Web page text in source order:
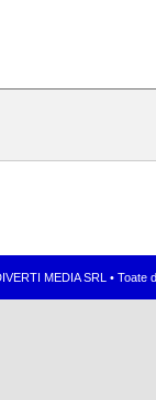
MEDIA SRL •